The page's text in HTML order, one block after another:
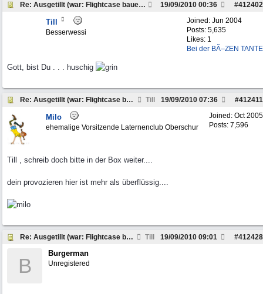
Re: Ausgetillt (war: Flightcase bauen Workshop... #412402
19/09/2010 00:36
Joined: Jun 2004
Posts: 5,635
Likes: 1
Bei der BÃ–ZEN TANTE
Till
Besserwessi
Gott, bist Du . . . huschig
Re: Ausgetillt (war: Flightcase bauen Workshop... Till #412411
19/09/2010 07:36
Joined: Oct 2005
Posts: 7,596
Milo
ehemalige Vorsitzende Laternenclub Oberschur
Till , schreib doch bitte in der Box weiter....
dein provozieren hier ist mehr als überflüssig....
Re: Ausgetillt (war: Flightcase bauen Workshop... Till #412428
19/09/2010 09:01
B
Burgerman
Unregistered